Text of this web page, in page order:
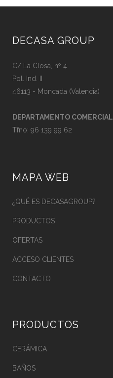
DECASA GROUP
C/ La Closa, nº 4
Pol. Ind. II
46113 - Moncada (Valencia)
DEPARTAMENTO COMERCIAL
Tfno: 96 139 99 62
MAPA WEB
¿QUÉ ES DECASAGROUP?
PRODUCTOS
OFERTAS
ACCESO CLIENTES
CONTACTO
PRODUCTOS
CERÁMICA
BAÑOS